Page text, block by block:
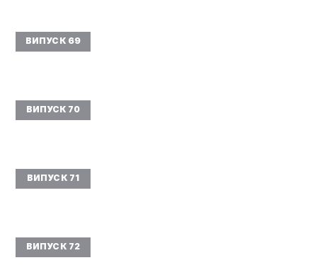
ВИПУСК 69
ВИПУСК 70
ВИПУСК 71
ВИПУСК 72